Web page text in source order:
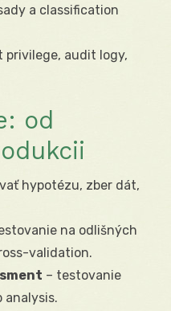
a classification
privilege, audit logy,
od
hypotézu, zber dát,
na odlišných
validation.
– testovanie
analysis.